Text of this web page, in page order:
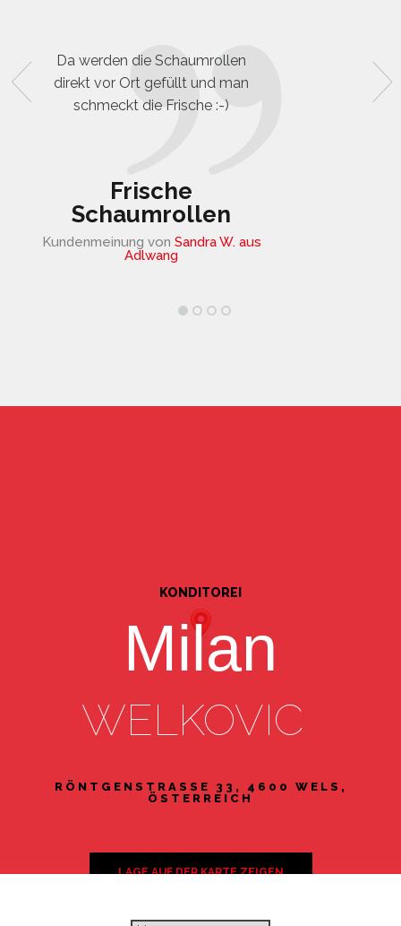
Da werden die Schaumrollen
direkt vor Ort gefüllt und man
schmeckt die Frische :-)
Frische
Schaumrollen
Kundenmeinung von Sandra W. aus
Adlwang
Ich habe schon
gekauft. War
zufrieden mit den
KONDITOREI
Milan
WELKOVIC
RÖNTGENSTRASSE 33, 4600 WELS,
ÖSTERREICH
LAGE AUF DER KARTE ZEIGEN